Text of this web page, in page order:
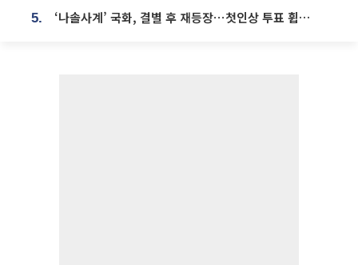
5. ‘나솔사계’ 국화, 결별 후 재등장⋯첫인상 투표 휩쓸고 ‘인기녀’ 등극